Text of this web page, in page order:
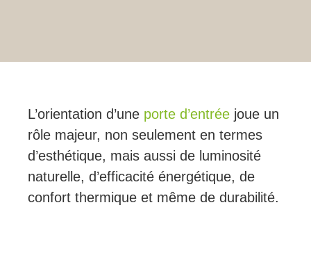
L’orientation d’une porte d’entrée joue un
rôle majeur, non seulement en termes
d’esthétique, mais aussi de luminosité
naturelle, d’efficacité énergétique, de
confort thermique et même de durabilité.